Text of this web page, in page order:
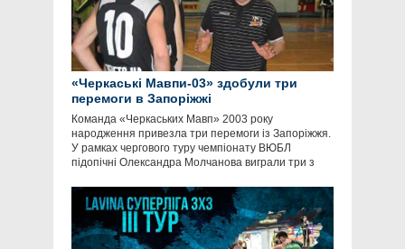
«Черкаські Мавпи-03» здобули три
перемоги в Запоріжжі
Команда «Черкаських Мавп» 2003 року
народження привезла три перемоги із Запоріжжя.
У рамках чергового туру чемпіонату ВЮБЛ
підопічні Олександра Молчанова виграли три з